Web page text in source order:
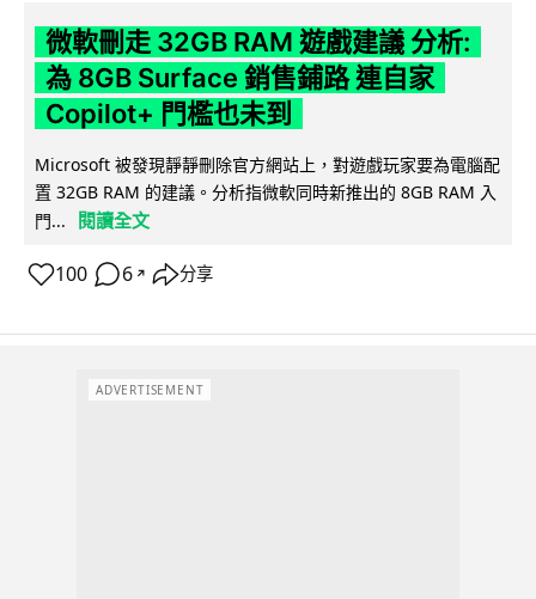
微軟刪走 32GB RAM 遊戲建議 分析:
為 8GB Surface 銷售鋪路 連自家
Copilot+ 門檻也未到
Microsoft 被發現靜靜刪除官方網站上，對遊戲玩家要為電腦配
置 32GB RAM 的建議。分析指微軟同時新推出的 8GB RAM 入
門...
閱讀全文
100 6 ↗ 分享
ADVERTISEMENT